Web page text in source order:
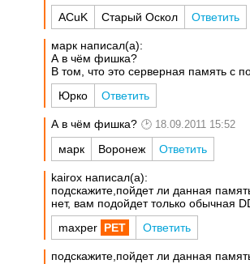
ACuK Старый Оскол Ответить
марк написал(а):
А в чём фишка?
В том, что это серверная память с
Юрко Ответить
А в чём фишка? 18.09.2011 15:52
марк Воронеж Ответить
kairox написал(а):
подскажите,пойдет ли данная
нет, вам подойдет только обычная
maxper Ответить
подскажите,пойдет ли данная